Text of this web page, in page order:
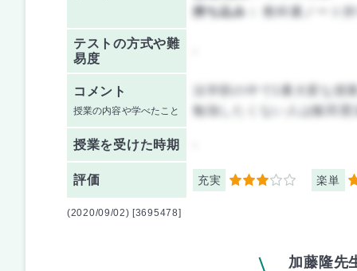
持ち込み：
教科書ノート
テストの方式や難
易度
コメント
授業の内容や学べたこと
勉強したくない人は飯田憲
授業を受けた時期
評価 充実 3 楽単 1
(2020/09/02) [3695478]
加藤隆先